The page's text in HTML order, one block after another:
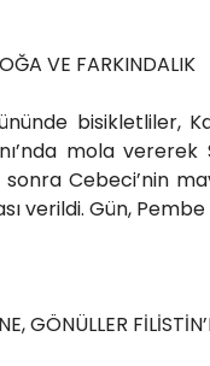
VE FARKINDALIK
bisikletliler,
mola
sonra Cebeci’nin
verildi. Gün,
GÖNÜLLER